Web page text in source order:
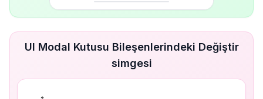
UI Modal Kutusu Bileşenlerindeki Değiştir
simgesi